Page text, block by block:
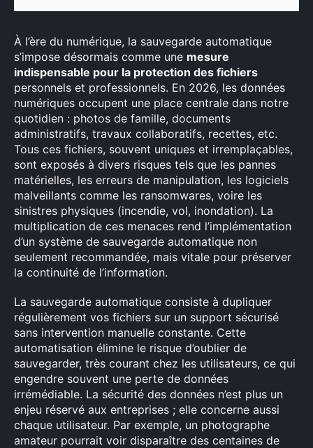
À l’ère du numérique, la sauvegarde automatique
s’impose désormais comme une mesure
indispensable pour la protection des fichiers
personnels et professionnels. En 2026, les données
numériques occupent une place centrale dans notre
quotidien : photos de famille, documents
administratifs, travaux collaboratifs, recettes, etc.
Tous ces fichiers, souvent uniques et irremplaçables,
sont exposés à divers risques tels que les pannes
matérielles, les erreurs de manipulation, les logiciels
malveillants comme les ransomwares, voire les
sinistres physiques (incendie, vol, inondation). La
multiplication de ces menaces rend l’implémentation
d’un système de sauvegarde automatique non
seulement recommandée, mais vitale pour préserver
la continuité de l’information.
La sauvegarde automatique consiste à dupliquer
régulièrement vos fichiers sur un support sécurisé
sans intervention manuelle constante. Cette
automatisation élimine le risque d’oublier de
sauvegarder, très courant chez les utilisateurs, ce qui
engendre souvent une perte de données
irrémédiable. La sécurité des données n’est plus un
enjeu réservé aux entreprises ; elle concerne aussi
chaque utilisateur. Par exemple, un photographe
amateur pourrait voir disparaître des centaines de